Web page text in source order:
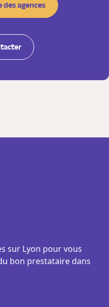
des agences
sur Lyon pour vous
bon prestataire dans